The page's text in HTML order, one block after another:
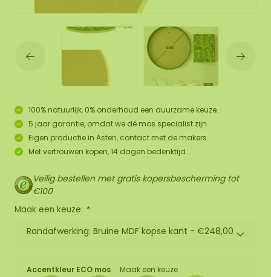
100% natuurlijk, 0% onderhoud een duurzame keuze.
5 jaar garantie, omdat we dé mos specialist zijn.
Eigen productie in Asten, contact met de makers.
Met vertrouwen kopen, 14 dagen bedenktijd.
Veilig bestellen met gratis kopersbescherming tot
€100
Maak een keuze: *
Randafwerking: Bruine MDF kopse kant - €248,00
Accentkleur ECO mos Maak een keuze